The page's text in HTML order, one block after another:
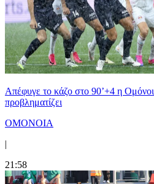
Απέφυγε το κάζο στο 90’+4 η
προβληματίζει
ΟΜΟΝΟΙΑ
|
21:58